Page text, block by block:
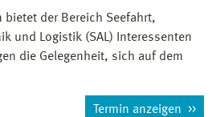
bietet der Bereich Seefahrt,
und Logistik (SAL) Interessenten
die Gelegenheit, sich auf dem
Termin anzeigen